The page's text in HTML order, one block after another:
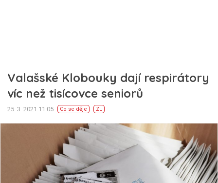
Valašské Klobouky dají respirátory
víc než tisícovce seniorů
25. 3. 2021 11:05 Co se děje ZL